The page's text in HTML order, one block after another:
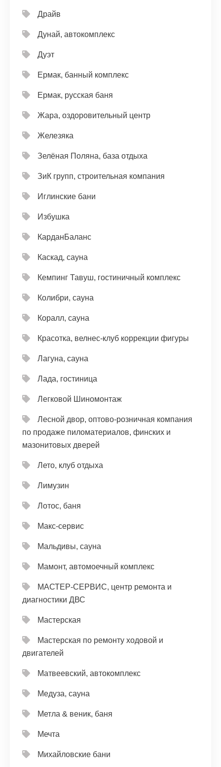
Драйв
Дунай, автокомплекс
Дуэт
Ермак, банный комплекс
Ермак, русская баня
Жара, оздоровительный центр
Железяка
Зелёная Поляна, база отдыха
ЗиК групп, строительная компания
Иглинские бани
Избушка
КарданБаланс
Каскад, сауна
Кемпинг Тавуш, гостиничный комплекс
Колибри, сауна
Коралл, сауна
Красотка, велнес-клуб коррекции фигуры
Лагуна, сауна
Лада, гостиница
Легковой Шиномонтаж
Лесной двор, оптово-розничная компания
по продаже пиломатериалов, финских и
мазонитовых дверей
Лето, клуб отдыха
Лимузин
Лотос, баня
Макс-сервис
Мальдивы, сауна
Мамонт, автомоечный комплекс
МАСТЕР-СЕРВИС, центр ремонта и
диагностики ДВС
Мастерская
Мастерская по ремонту ходовой и
двигателей
Матвеевский, автокомплекс
Медуза, сауна
Метла & веник, баня
Мечта
Михайловские бани